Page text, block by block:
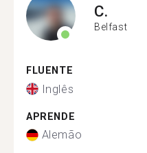
C.
Belfast
FLUENTE
Inglês
APRENDE
Alemão